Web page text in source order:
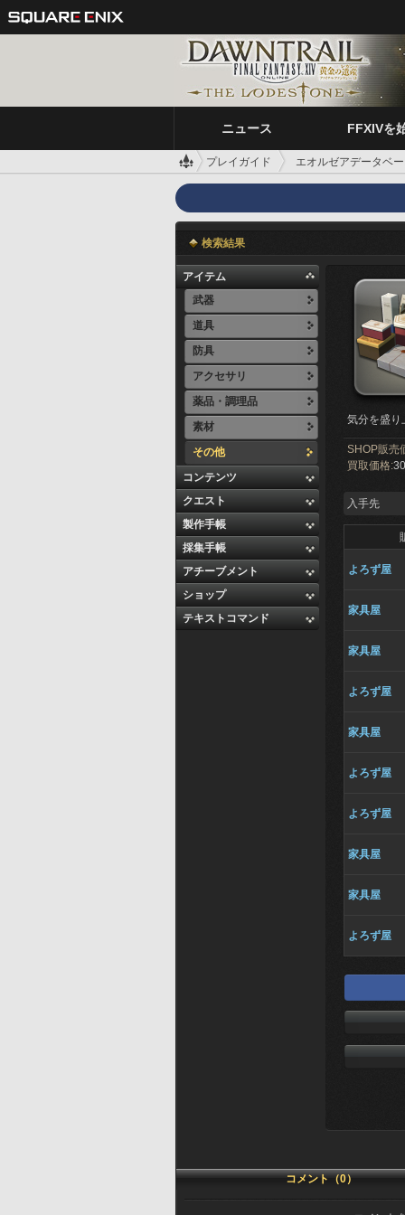
ニュース FFXIVを
プレイガイド エオルゼアデータベ
検索結果
アイテム
武器
道具
防具
アクセサリ
薬品・調理品
素材
その他
コンテンツ
クエスト
製作手帳
採集手帳
アチーブメント
ショップ
テキストコマンド
気分を盛り
SHOP販売
買取価格:
入手先
よろず屋
家具屋
家具屋
よろず屋
家具屋
よろず屋
よろず屋
家具屋
家具屋
よろず屋
コメント（0）